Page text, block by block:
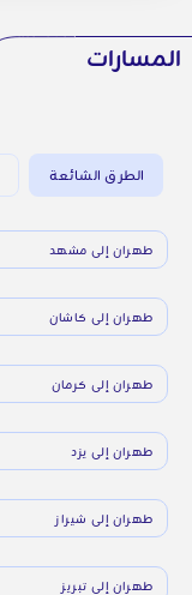
المسارات
الطرق الشائعة
طهران إلى مشهد
طهران إلى كاشان
طهران إلى كرمان
طهران إلى يزد
طهران إلى شيراز
طهران إلى تبريز